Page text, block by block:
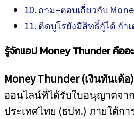
ถาม–ตอบเกี่ยวกับ
ติดบูโรยังมีสิทธิ์กู้ได้ ถ้า
รู้จักแอป Money Thunder คืออ
Money Thunder (เงินทันเด้อ)
ออนไลน์ที่ได้รับใบอนุญาตจา
ประเทศไทย (ธปท.) ภายใต้ก